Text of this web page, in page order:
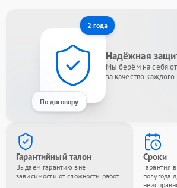
2 года
По договору
Надёжная
Мы берём на себя
за качество
Гарантийный талон
Выдаём гарантию вне
зависимости от сложности работ
Сроки
Гарантия
полугода